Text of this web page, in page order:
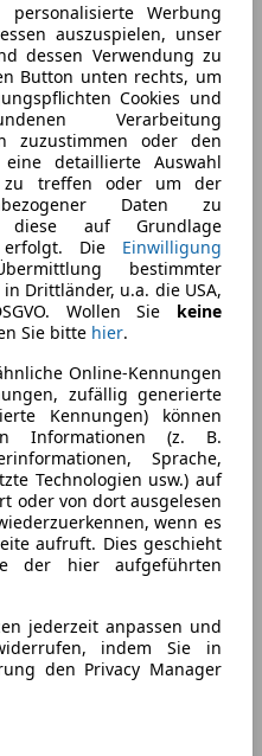
Werbung
auszuspielen, unser
dessen Verwendung zu
Button unten rechts, um
Cookies und
Verarbeitung
zuzustimmen oder den
detaillierte Auswahl
zu treffen oder um der
Daten zu
diese auf Grundlage
erfolgt. Die Einwilligung
bestimmter
Drittländer, u.a. die USA,
Wollen Sie keine
Sie bitte hier.
Online-Kennungen
zufällig generierte
Kennungen) können
Informationen (z. B.
Sprache,
Technologien usw.) auf
oder von dort ausgelesen
wenn es
aufruft. Dies geschieht
der hier aufgeführten
jederzeit anpassen und
indem Sie in
den Privacy Manager